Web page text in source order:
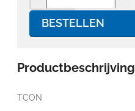
BESTELLEN
Productbeschrijving
TCON